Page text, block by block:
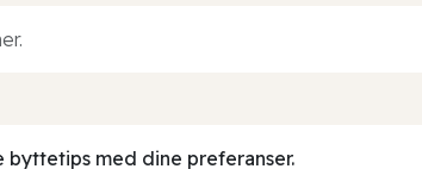
byttetips med dine preferanser.